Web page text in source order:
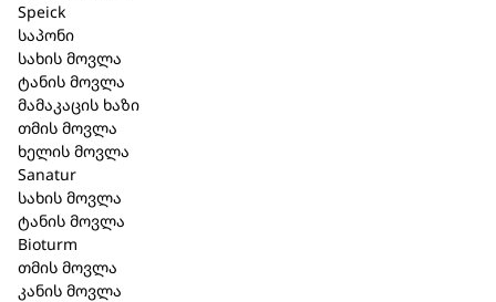
Speick
საპონი
სახის მოვლა
ტანის მოვლა
მამაკაცის ხაზი
თმის მოვლა
ხელის მოვლა
Sanatur
სახის მოვლა
ტანის მოვლა
Bioturm
თმის მოვლა
კანის მოვლა
არ არის მარაგში